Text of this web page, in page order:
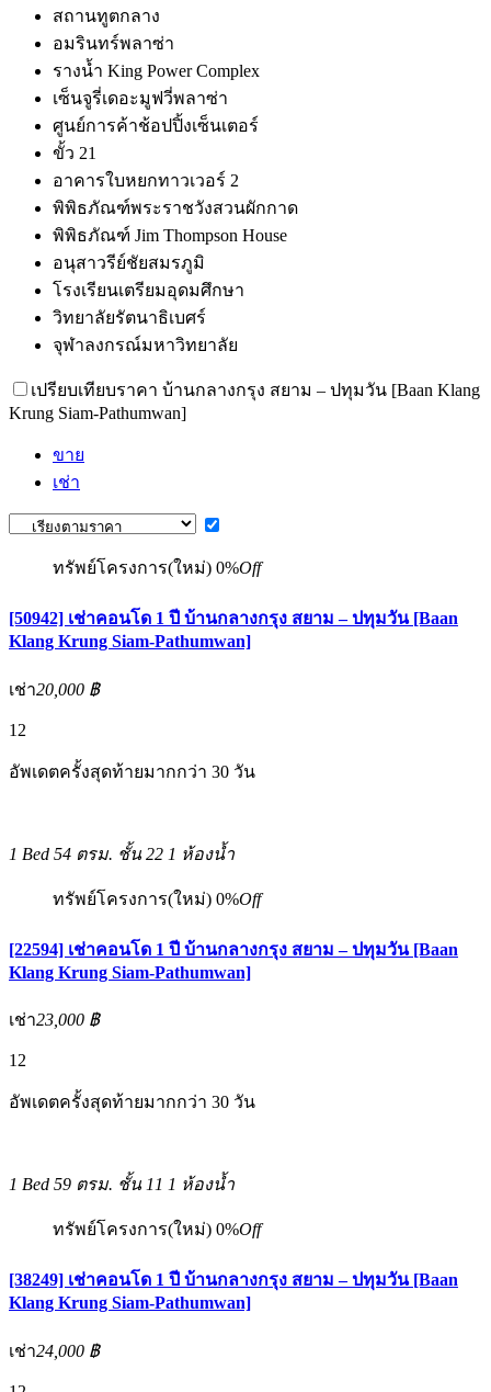
สถานทูตกลาง
อมรินทร์พลาซ่า
รางน้ำ King Power Complex
เซ็นจูรี่เดอะมูฟวี่พลาซ่า
ศูนย์การค้าช้อปปิ้งเซ็นเตอร์
ขั้ว 21
อาคารใบหยกทาวเวอร์ 2
พิพิธภัณฑ์พระราชวังสวนผักกาด
พิพิธภัณฑ์ Jim Thompson House
อนุสาวรีย์ชัยสมรภูมิ
โรงเรียนเตรียมอุดมศึกษา
วิทยาลัยรัตนาธิเบศร์
จุฬาลงกรณ์มหาวิทยาลัย
เปรียบเทียบราคา บ้านกลางกรุง สยาม – ปทุมวัน [Baan Klang
Krung Siam-Pathumwan]
ขาย
เช่า
ทรัพย์โครงการ(ใหม่) 0%Off
[50942] เช่าคอนโด 1 ปี บ้านกลางกรุง สยาม – ปทุมวัน [Baan
Klang Krung Siam-Pathumwan]
เช่า20,000 ฿
12
อัพเดตครั้งสุดท้ายมากกว่า 30 วัน
1 Bed 54 ตรม. ชั้น 22 1 ห้องน้ำ
ทรัพย์โครงการ(ใหม่) 0%Off
[22594] เช่าคอนโด 1 ปี บ้านกลางกรุง สยาม – ปทุมวัน [Baan
Klang Krung Siam-Pathumwan]
เช่า23,000 ฿
12
อัพเดตครั้งสุดท้ายมากกว่า 30 วัน
1 Bed 59 ตรม. ชั้น 11 1 ห้องน้ำ
ทรัพย์โครงการ(ใหม่) 0%Off
[38249] เช่าคอนโด 1 ปี บ้านกลางกรุง สยาม – ปทุมวัน [Baan
Klang Krung Siam-Pathumwan]
เช่า24,000 ฿